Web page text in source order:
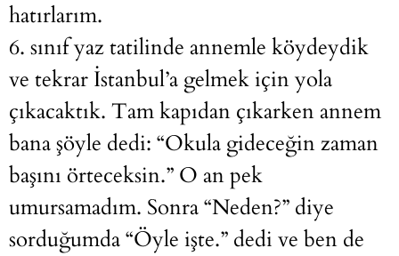
hatırlarım.
6. sınıf yaz tatilinde annemle köydeydik
ve tekrar İstanbul’a gelmek için yola
çıkacaktık. Tam kapıdan çıkarken annem
bana şöyle dedi: “Okula gideceğin zaman
başını örteceksin.” O an pek
umursamadım. Sonra “Neden?” diye
sorduğumda “Öyle işte.” dedi ve ben de